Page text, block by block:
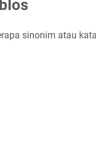
sinonim atau